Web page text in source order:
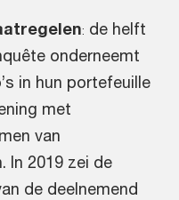
: de helft
onderneemt
in hun portefeuille
met
van
In 2019 zei de
de deelnemend